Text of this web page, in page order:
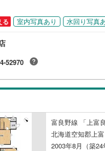
る 室内写真あり 水回り写真
52970
富良野線 「上富
北海道空知郡上
2003年8月（築24
村
町(0)
町
丹町(0
町(0)
江町
沼町( 1)
町
（1
ンクローゼット
庭